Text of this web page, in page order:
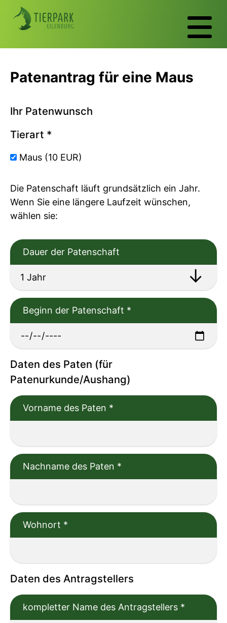
Patenantrag für eine Maus
Ihr Patenwunsch
Tierart *
Maus (10 EUR)
Die Patenschaft läuft grundsätzlich ein Jahr.
Wenn Sie eine längere Laufzeit wünschen,
wählen sie:
Dauer der Patenschaft
Beginn der Patenschaft *
Daten des Paten (für
Patenurkunde/Aushang)
Vorname des Paten *
Nachname des Paten *
Wohnort *
Daten des Antragstellers
kompletter Name des Antragstellers *